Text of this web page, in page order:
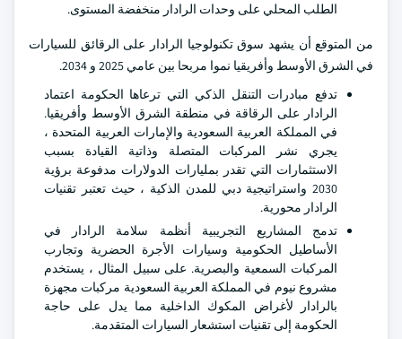
الطلب المحلي على وحدات الرادار منخفضة المستوى.
من المتوقع أن يشهد سوق تكنولوجيا الرادار على الرقائق للسيارات
في الشرق الأوسط وأفريقيا نموا مربحا بين عامي 2025 و 2034.
تدفع مبادرات التنقل الذكي التي ترعاها الحكومة اعتماد
الرادار على الرقاقة في منطقة الشرق الأوسط وأفريقيا.
في المملكة العربية السعودية والإمارات العربية المتحدة ،
يجري نشر المركبات المتصلة وذاتية القيادة بسبب
الاستثمارات التي تقدر بمليارات الدولارات مدفوعة برؤية
2030 واستراتيجية دبي للمدن الذكية ، حيث تعتبر تقنيات
الرادار محورية.
تدمج المشاريع التجريبية أنظمة سلامة الرادار في
الأساطيل الحكومية وسيارات الأجرة الحضرية وتجارب
المركبات السمعية والبصرية. على سبيل المثال ، يستخدم
مشروع نيوم في المملكة العربية السعودية مركبات مجهزة
بالرادار لأغراض المكوك الداخلية مما يدل على حاجة
الحكومة إلى تقنيات استشعار السيارات المتقدمة.